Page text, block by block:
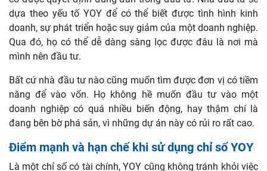
dựa theo yếu tố YOY để có thể biết được tình hình kinh
doanh, sự phát triển hoặc suy giảm của một doanh nghiệp.
Qua đó, họ có thể dễ dàng sàng lọc được đâu là nơi mà
mình nên đầu tư.
Bất cứ nhà đầu tư nào cũng muốn tìm được đơn vị có tiềm
năng để vào vốn. Họ không hề muốn đầu tư vào một
doanh nghiệp có quá nhiều biến động, hay thậm chí là
đang bên bờ phá sản, vì những dự án này có rủi ro rất cao.
Điểm mạnh và hạn chế khi sử dụng chỉ số YOY
Là một chỉ số có tài chính, YOY cũng không tránh khỏi việc